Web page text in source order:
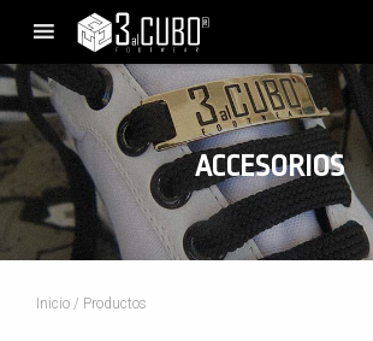
ACCESORIOS
Inicio / Productos